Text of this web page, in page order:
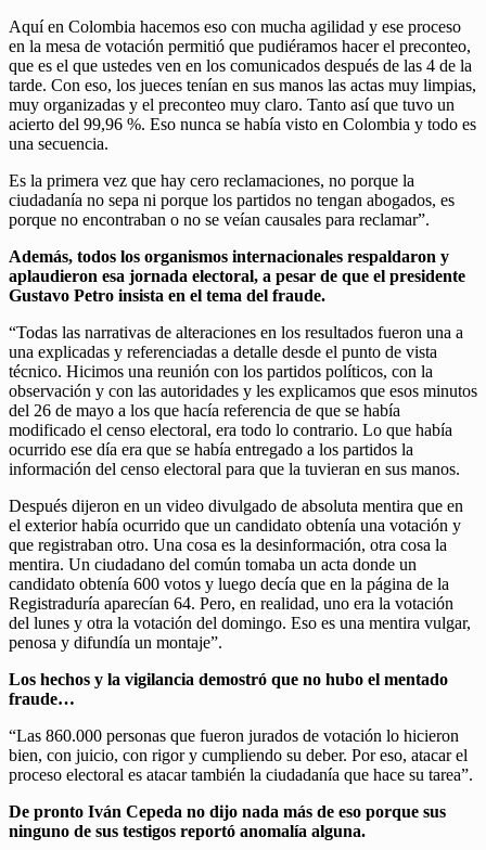
Aquí en Colombia hacemos eso con mucha agilidad y ese proceso
en la mesa de votación permitió que pudiéramos hacer el preconteo,
que es el que ustedes ven en los comunicados después de las 4 de la
tarde. Con eso, los jueces tenían en sus manos las actas muy limpias,
muy organizadas y el preconteo muy claro. Tanto así que tuvo un
acierto del 99,96 %. Eso nunca se había visto en Colombia y todo es
una secuencia.
Es la primera vez que hay cero reclamaciones, no porque la
ciudadanía no sepa ni porque los partidos no tengan abogados, es
porque no encontraban o no se veían causales para reclamar”.
Además, todos los organismos internacionales respaldaron y
aplaudieron esa jornada electoral, a pesar de que el presidente
Gustavo Petro insista en el tema del fraude.
“Todas las narrativas de alteraciones en los resultados fueron una a
una explicadas y referenciadas a detalle desde el punto de vista
técnico. Hicimos una reunión con los partidos políticos, con la
observación y con las autoridades y les explicamos que esos minutos
del 26 de mayo a los que hacía referencia de que se había
modificado el censo electoral, era todo lo contrario. Lo que había
ocurrido ese día era que se había entregado a los partidos la
información del censo electoral para que la tuvieran en sus manos.
Después dijeron en un video divulgado de absoluta mentira que en
el exterior había ocurrido que un candidato obtenía una votación y
que registraban otro. Una cosa es la desinformación, otra cosa la
mentira. Un ciudadano del común tomaba un acta donde un
candidato obtenía 600 votos y luego decía que en la página de la
Registraduría aparecían 64. Pero, en realidad, uno era la votación
del lunes y otra la votación del domingo. Eso es una mentira vulgar,
penosa y difundía un montaje”.
Los hechos y la vigilancia demostró que no hubo el mentado
fraude…
“Las 860.000 personas que fueron jurados de votación lo hicieron
bien, con juicio, con rigor y cumpliendo su deber. Por eso, atacar el
proceso electoral es atacar también la ciudadanía que hace su tarea”.
De pronto Iván Cepeda no dijo nada más de eso porque sus
ninguno de sus testigos reportó anomalía alguna.